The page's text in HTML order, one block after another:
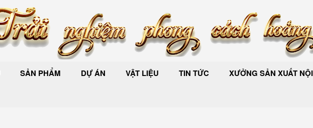
SẢN PHẨM DỰ ÁN VẬT LIỆU TIN TỨC XƯỞNG SẢN XUẤT